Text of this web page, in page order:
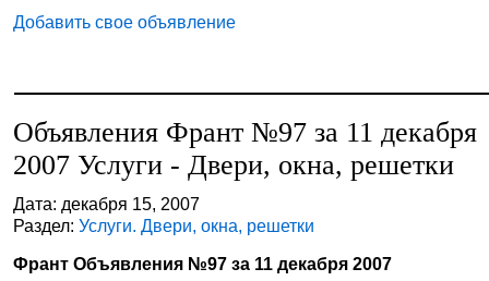
Добавить свое объявление
Объявления Франт №97 за 11 декабря
2007 Услуги - Двери, окна, решетки
Дата: декабря 15, 2007
Раздел:Услуги. Двери, окна, решетки
Франт Объявления №97 за 11 декабря 2007